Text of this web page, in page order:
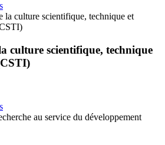
la culture scientifique, technique et
culture scientifique, technique
au service du développement